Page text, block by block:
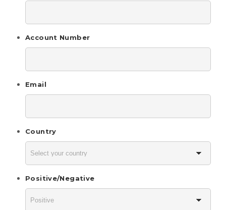
HANDELSANFRAGEN
KONTAKTIERE UNS
Account Number
Email
Country
Positive/Negative